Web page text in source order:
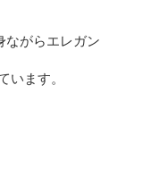
ながらエレガン
ます。